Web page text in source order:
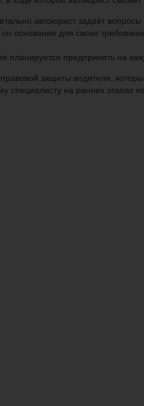
автоюрист задаёт
основания для своих
планируется предпринять на
защиты водителя,
специалисту на ранних